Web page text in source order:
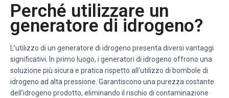
Perché utilizzare un
generatore di idrogeno?
L’utilizzo di un generatore di idrogeno presenta diversi vantaggi
significativi. In primo luogo, i generatori di idrogeno offrono una
soluzione più sicura e pratica rispetto all’utilizzo di bombole di
idrogeno ad alta pressione. Garantiscono una purezza costante
dell’idrogeno prodotto, eliminando il rischio di contaminazione